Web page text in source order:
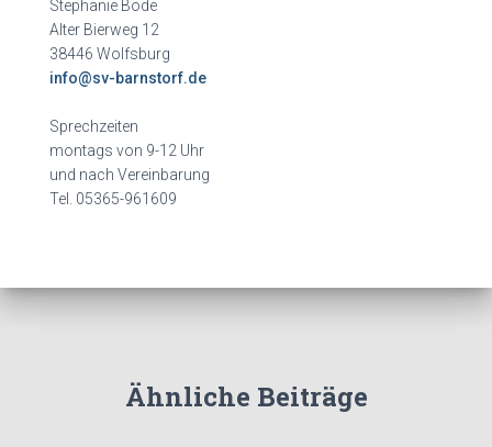
Stephanie Bode
Alter Bierweg 12
38446 Wolfsburg
info@sv-barnstorf.de
Sprechzeiten
montags von 9-12 Uhr
und nach Vereinbarung
Tel. 05365-961609
Ähnliche Beiträge